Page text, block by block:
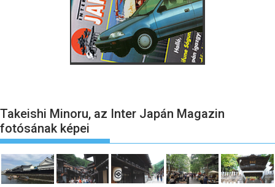
Takeishi Minoru, az Inter Japán Magazin
fotósának képei